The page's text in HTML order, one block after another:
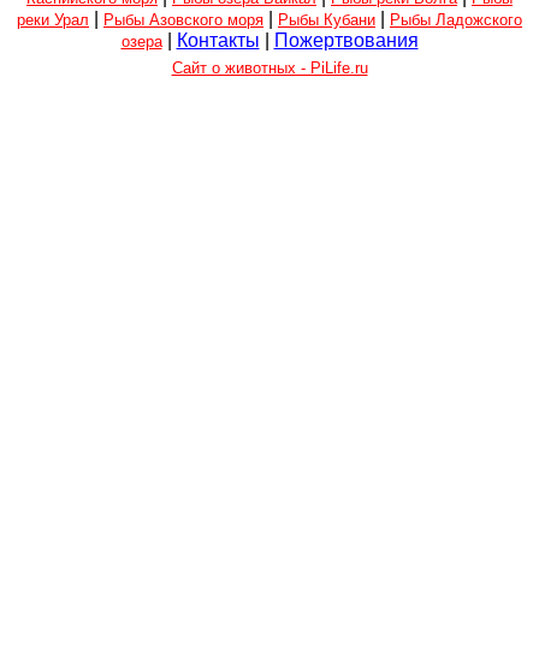
реки Урал
Рыбы Азовского моря Рыбы Кубани
Рыбы Ладожского
озера| Контакты Пожертвования
Сайт о животных - PiLife.ru